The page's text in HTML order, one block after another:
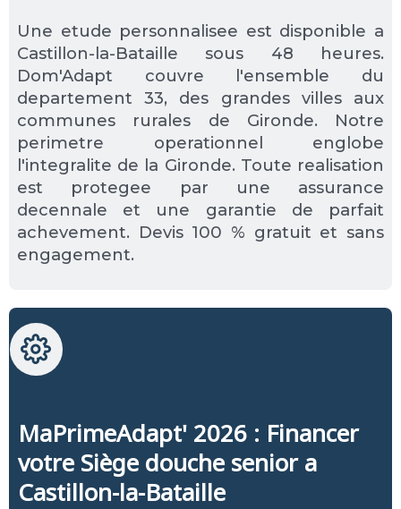
Une etude personnalisee est disponible a
Castillon-la-Bataille sous 48 heures.
Dom'Adapt couvre l'ensemble du
departement 33, des grandes villes aux
communes rurales de Gironde. Notre
perimetre operationnel englobe
l'integralite de la Gironde. Toute realisation
est protegee par une assurance
decennale et une garantie de parfait
achevement. Devis 100 % gratuit et sans
engagement.
MaPrimeAdapt' 2026 : Financer
votre Siège douche senior a
Castillon-la-Bataille